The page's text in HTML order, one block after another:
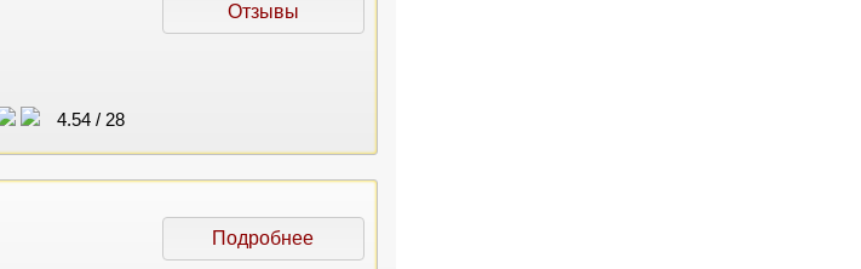
4.54/ 28
Отзывы
Подробнее